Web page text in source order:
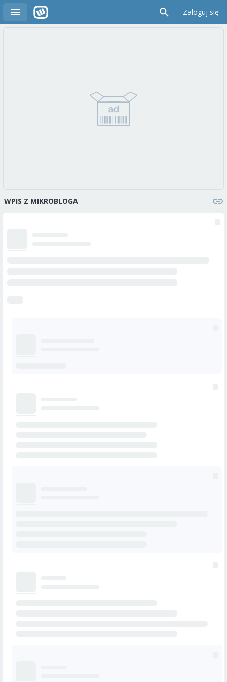
Zaloguj się
WPIS Z MIKROBLOGA